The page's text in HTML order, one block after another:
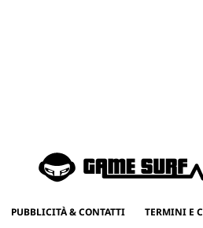
PUBBLICITÀ & CONTATTI TERMINI E